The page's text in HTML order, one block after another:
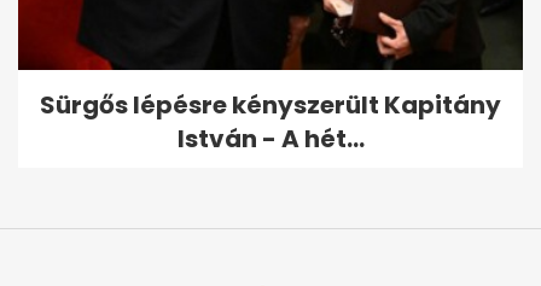
Sürgős lépésre kényszerült Kapitány
István - A hét...